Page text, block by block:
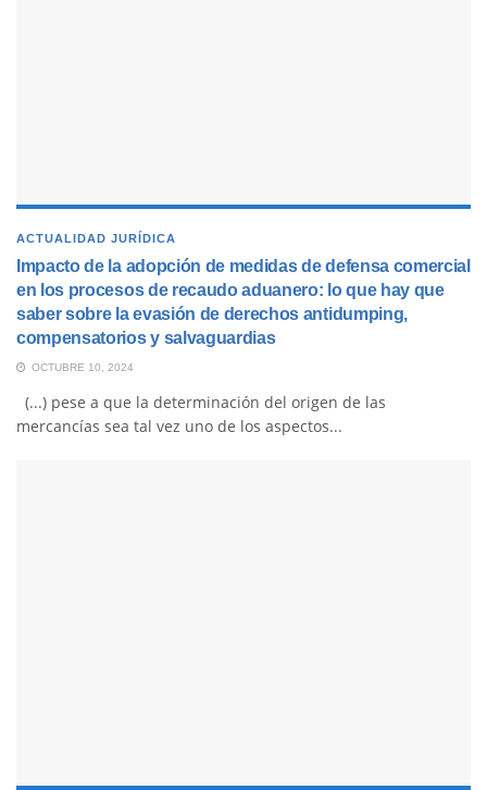
ACTUALIDAD JURÍDICA
Impacto de la adopción de medidas de defensa comercial
en los procesos de recaudo aduanero: lo que hay que
saber sobre la evasión de derechos antidumping,
compensatorios y salvaguardias
OCTUBRE 10, 2024
(...) pese a que la determinación del origen de las
mercancías sea tal vez uno de los aspectos...